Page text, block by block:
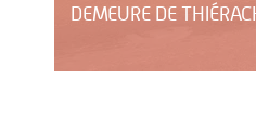
DEMEURE DE